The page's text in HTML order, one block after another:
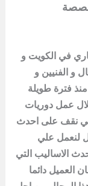
في الكويت و
و الفنيين و
فترة طويلة
عمل دوريات
نقف على احدث
لنعمل علي
الاساليب التي
العميل دائما